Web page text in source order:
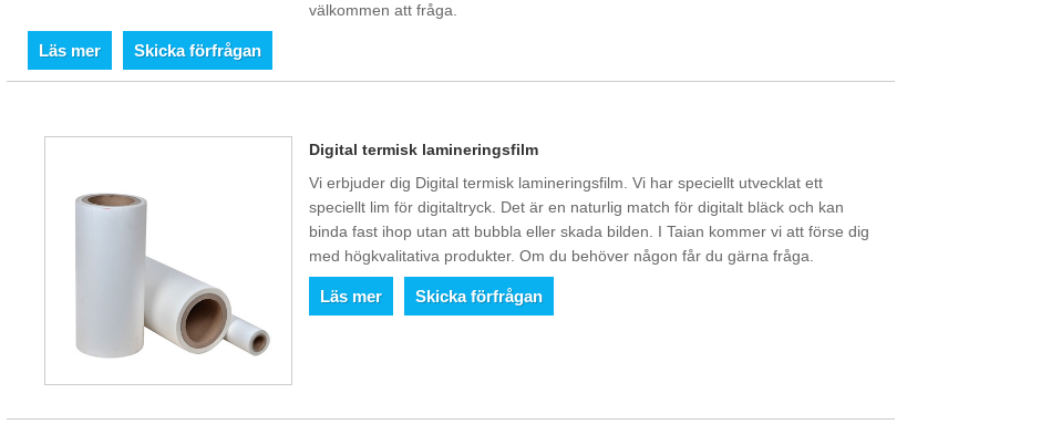
välkommen att fråga.
Läs mer Skicka förfrågan
Digital termisk lamineringsfilm
Vi erbjuder dig Digital termisk lamineringsfilm. Vi har speciellt utvecklat ett
speciellt lim för digitaltryck. Det är en naturlig match för digitalt bläck och kan
binda fast ihop utan att bubbla eller skada bilden. I Taian kommer vi att förse dig
med högkvalitativa produkter. Om du behöver någon får du gärna fråga.
Läs mer Skicka förfrågan